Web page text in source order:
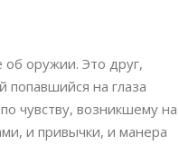
об оружии. Это друг,
на глаза
чувству, возникшему на
и привычки, и манера